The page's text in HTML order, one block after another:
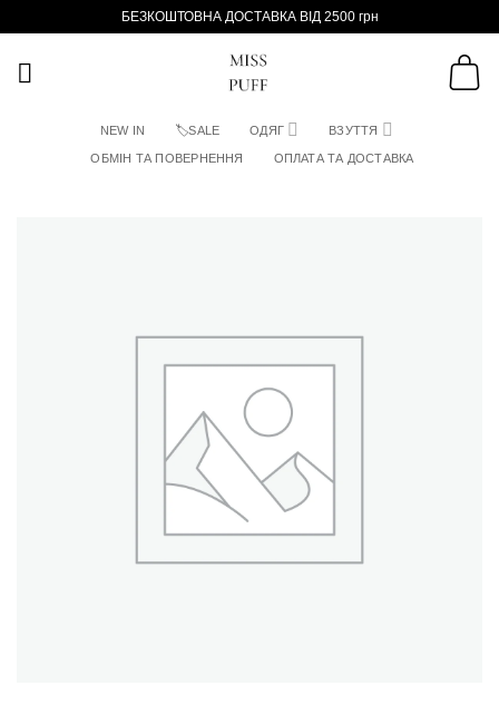
БЕЗКОШТОВНА ДОСТАВКА ВІД 2500 грн
NEW IN 🏷SALE ОДЯГ ВЗУТТЯ
ОБМІН ТА ПОВЕРНЕННЯ ОПЛАТА ТА ДОСТАВКА